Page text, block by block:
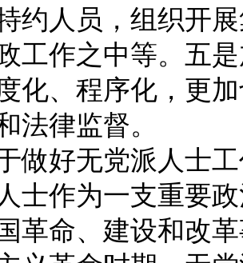
约人员，组织开
工作之中等。五
化、程序化，更
法律监督。
做好无党派人士
士作为一支重要
革命、建设和改